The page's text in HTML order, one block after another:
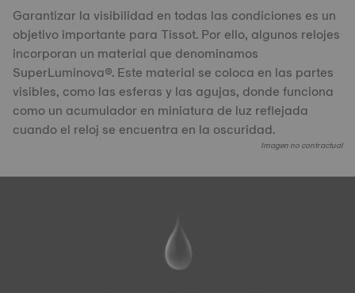
Garantizar la visibilidad en todas las condiciones es un
objetivo importante para Tissot. Por ello, algunos relojes
incorporan un material que denominamos
SuperLuminova®. Este material se coloca en las partes
visibles, como las esferas y las agujas, donde funciona
como un acumulador en miniatura de luz reflejada
cuando el reloj se encuentra en la oscuridad.
Imagen no contractual